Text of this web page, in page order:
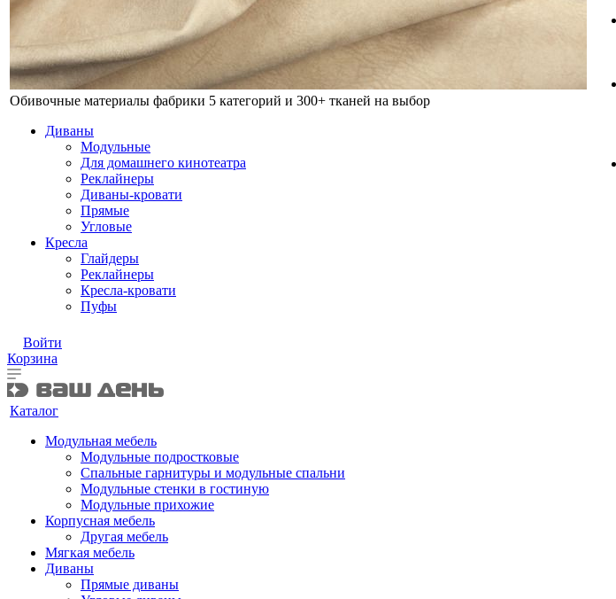
Обивочные материалы фабрики 5 категорий и 300+ тканей на выбор
Диваны
Модульные
Для домашнего кинотеатра
Реклайнеры
Диваны-кровати
Прямые
Угловые
Кресла
Глайдеры
Реклайнеры
Кресла-кровати
Пуфы
Войти
Корзина
Каталог
Модульная мебель
Модульные подростковые
Спальные гарнитуры и модульные спальни
Модульные стенки в гостиную
Модульные прихожие
Корпусная мебель
Другая мебель
Мягкая мебель
Диваны
Прямые диваны